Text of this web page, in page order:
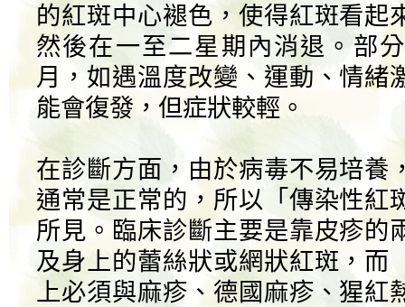
的紅斑中心褪色，使得紅斑看起
然後在一至二星期內消退。部
月，如遇溫度改變、運動、情緒
能會復發，但症狀較輕。
在診斷方面，由於病毒不易培養
通常是正常的，所以「傳染性紅
所見。臨床診斷主要是靠皮疹的
及身上的蕾絲狀或網狀紅斑，而
上必須與麻疹、德國麻疹、猩